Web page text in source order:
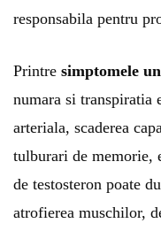
responsabila pentru
Printre simptomele
numara si transpiratia
arteriala, scaderea
tulburari de memorie,
de testosteron poate
atrofierea muschilor,